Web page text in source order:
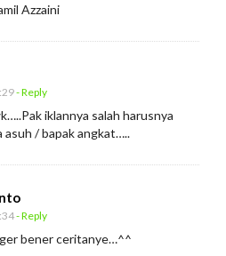
Azzaini
- Reply
iklannya salah harusnya
asuh / bapak angkat…..
- Reply
bener ceritanye…^^